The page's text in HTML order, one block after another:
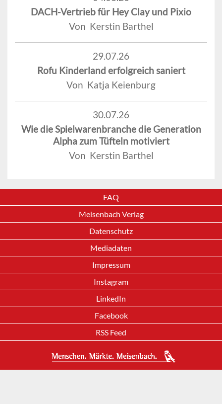
DACH-Vertrieb für Hey Clay und Pixio
Von Kerstin Barthel
29.07.26
Rofu Kinderland erfolgreich saniert
Von Katja Keienburg
30.07.26
Wie die Spielwarenbranche die Generation
Alpha zum Tüfteln motiviert
Von Kerstin Barthel
FAQ
Meisenbach Verlag
Datenschutz
Mediadaten
Impressum
Instagram
LinkedIn
Facebook
RSS Feed